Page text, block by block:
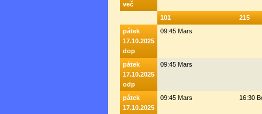
več
101
215
pátek
17.10.2025
dop
09:45 Mars
pátek
17.10.2025
odp
09:45 Mars
pátek
17.10.2025
09:45 Mars 16:30